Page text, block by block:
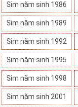
Sim năm sinh 1986
Sim năm sinh 1989
Sim năm sinh 1992
Sim năm sinh 1995
Sim năm sinh 1998
Sim năm sinh 2001